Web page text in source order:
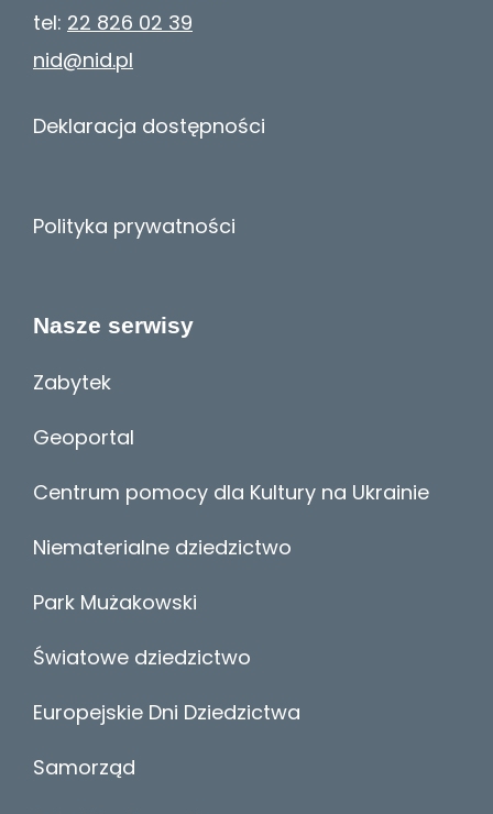
tel: 22 826 02 39
nid@nid.pl
Deklaracja dostępności
Polityka prywatności
Nasze serwisy
Zabytek
Geoportal
Centrum pomocy dla Kultury na Ukrainie
Niematerialne dziedzictwo
Park Mużakowski
Światowe dziedzictwo
Europejskie Dni Dziedzictwa
Samorząd